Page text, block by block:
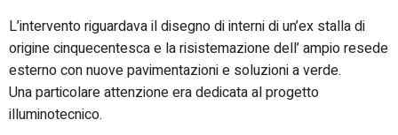
L’intervento riguardava il disegno di interni di un’ex stalla di
origine cinquecentesca e la risistemazione dell’ ampio resede
esterno con nuove pavimentazioni e soluzioni a verde.
Una particolare attenzione era dedicata al progetto
illuminotecnico.